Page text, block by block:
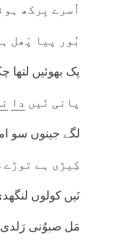
اُسرے بِرکھ
بُور پیا پَھل
پک بھوئیں لتھا
پانی نَیں دا
لگے جینوں سو
کِیڑی ہے
نَیں کولوں
مَل صبوُنی